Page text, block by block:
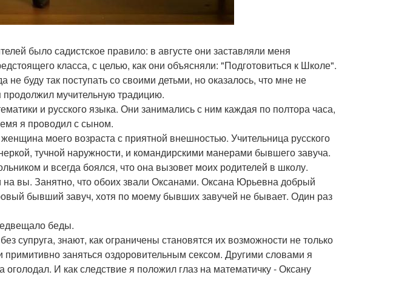
было садистское правило: в августе они заставляли меня
класса, с целью, как они объясняли: "Подготовиться к Школе".
не буду так поступать со своими детьми, но оказалось, что мне не
продолжил мучительную традицию.
и русского языка. Они занимались с ним каждая по полтора часа,
я проводил с сыном.
моего возраста с приятной внешностью. Учительница русского
тучной наружности, и командирскими манерами бывшего завуча.
и всегда боялся, что она вызовет моих родителей в школу.
вы. Занятно, что обоих звали Оксанами. Оксана Юрьевна добрый
бывший завуч, хотя по моему бывших завучей не бывает. Один раз
беды.
супруга, знают, как ограничены становятся их возможности не только
примитивно заняться оздоровительным сексом. Другими словами я
оголодал. И как следствие я положил глаз на математичку - Оксану